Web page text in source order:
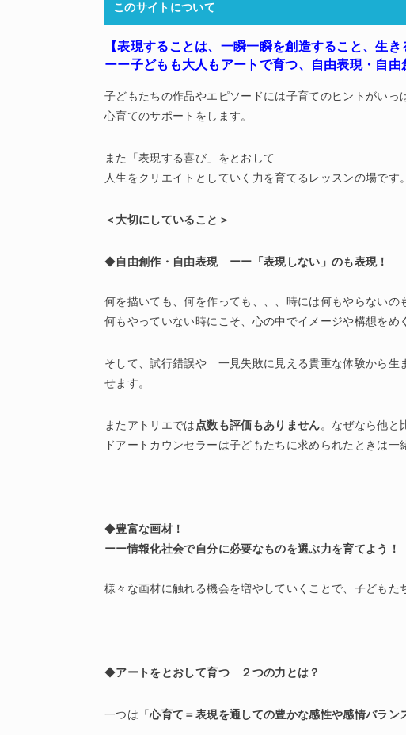
このサイトについて
【表現することは、一瞬一瞬を創造すること、生き
ーー子どもも大人もアートで育つ、 自由表現・自由
子どもたちの作品やエピソードには子育てのヒントがいっ
心育てのサポートをします。
また「表現する喜び」をとおして
人生をクリエイトとしていく力を育てるレッスンの場です。
＜大切にしていること＞
◆自由創作・自由表現 ーー「表現しない」のも表現！
何を描いても、何を作っても、、、時には何もやらないの
何もやっていない時にこそ、心の中でイメージや構想をめ
そして、試行錯誤や 一見失敗に見える貴重な体験から
せます。
またアトリエでは 点数も評価もありません。なぜなら他と
ドアートカウンセラーは子どもたちに求められたときは
◆豊富な画材！
ーー情報化社会で自分に必要なものを選ぶ力を育てよう！
様々な画材に触れる機会を増やしていくことで、子どもた
◆アートをとおして育つ ２つの力とは？
一つは「心育て＝表現を通しての豊かな感性や感情バラン